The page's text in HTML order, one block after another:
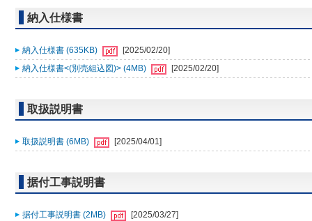
納入仕様書
納入仕様書 (635KB)
[2025/02/20]
納入仕様書<(別売組込図)> (4MB)
[2025/02/20]
取扱説明書
取扱説明書 (6MB) [2025/04/01]
据付工事説明書
据付工事説明書 (2MB)
[2025/03/27]